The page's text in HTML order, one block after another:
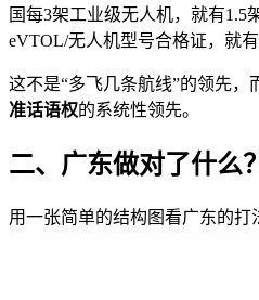
国每3架工业级无人机，就有1.5
eVTOL/无人机型号合格证，就有
这不是“多飞几条航线”的领先，
准话语权的系统性领先。
二、广东做对了什么
用一张简单的结构图看广东的打